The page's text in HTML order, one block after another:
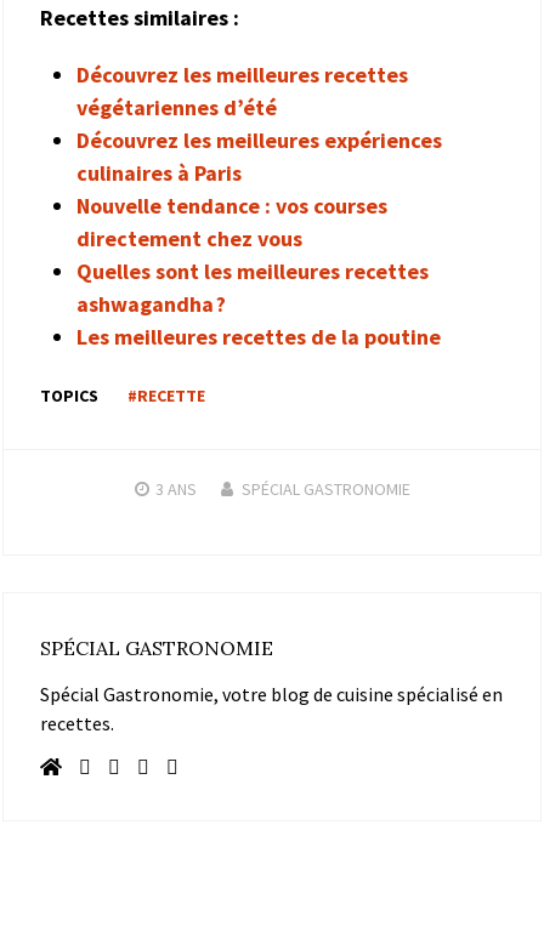
Recettes similaires :
Découvrez les meilleures recettes
végétariennes d’été
Découvrez les meilleures expériences
culinaires à Paris
Nouvelle tendance : vos courses
directement chez vous
Quelles sont les meilleures recettes
ashwagandha ?
Les meilleures recettes de la poutine
TOPICS #RECETTE
3 ANS SPÉCIAL GASTRONOMIE
SPÉCIAL GASTRONOMIE
Spécial Gastronomie, votre blog de cuisine spécialisé en
recettes.